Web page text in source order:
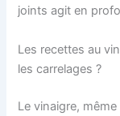
joints agit en
Les recettes au
les carrelages ?
Le vinaigre,